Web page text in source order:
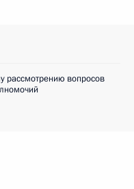
рассмотрению вопросов